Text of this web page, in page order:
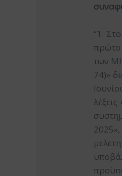
“1.
πρώτο
των
74)»